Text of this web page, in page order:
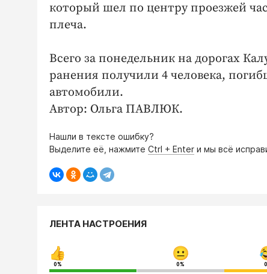
который шел по центру проезжей
плеча.
Всего за понедельник на дорогах
ранения получили 4 человека,
автомобили.
Автор: Ольга ПАВЛЮК.
Нашли в тексте ошибку?
Выделите её, нажмите Ctrl + Enter и мы всё
ЛЕНТА НАСТРОЕНИЯ
0% 0%